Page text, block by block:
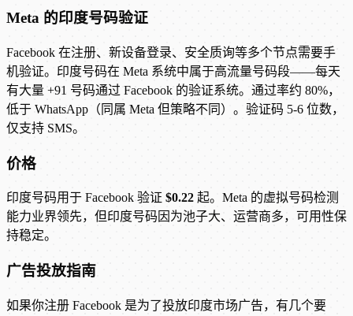
Meta 的印度号码验证
Facebook 在注册、新设备登录、安全质询等多个节点需要手
机验证。印度号码在 Meta 系统中属于高流量号码段——每天
有大量 +91 号码通过 Facebook 的验证系统。通过率约 80%，
低于 WhatsApp（同属 Meta 但策略不同）。验证码 5-6 位数，
仅支持 SMS。
价格
印度号码用于 Facebook 验证 $0.22 起。Meta 的虚拟号码检测
能力业界领先，但印度号码因为池子大、运营商多，可用性保
持稳定。
广告投放指南
如果你注册 Facebook 是为了投放印度市场广告，有几个要